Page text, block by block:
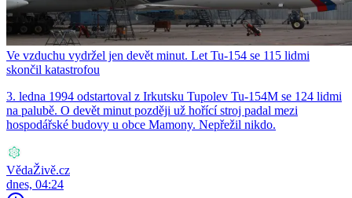
Ve vzduchu vydržel jen devět minut. Let Tu-154 se 115 lidmi
skončil katastrofou
3. ledna 1994 odstartoval z Irkutsku Tupolev Tu-154M se 124 lidmi
na palubě. O devět minut později už hořící stroj padal mezi
hospodářské budovy u obce Mamony. Nepřežil nikdo.
VědaŽivě.cz
dnes, 04:24